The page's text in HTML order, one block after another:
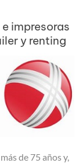
impresoras
y renting
de 75 años y,